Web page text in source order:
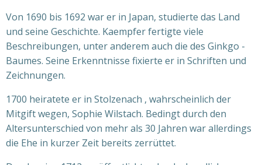
Von 1690 bis 1692 war er in Japan, studierte das Land
und seine Geschichte. Kaempfer fertigte viele
Beschreibungen, unter anderem auch die des Ginkgo -
Baumes. Seine Erkenntnisse fixierte er in Schriften und
Zeichnungen.
1700 heiratete er in Stolzenach , wahrscheinlich der
Mitgift wegen, Sophie Wilstach. Bedingt durch den
Altersunterschied von mehr als 30 Jahren war allerdings
die Ehe in kurzer Zeit bereits zerrüttet.